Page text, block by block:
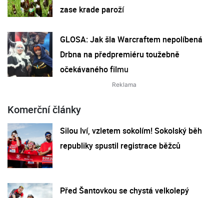
zase krade paroží
GLOSA: Jak šla Warcraftem nepolíbená
Drbna na předpremiéru toužebně
očekávaného filmu
Komerční články
Silou lví, vzletem sokolím! Sokolský běh
republiky spustil registrace běžců
Před Šantovkou se chystá velkolepý